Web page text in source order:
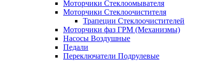
Моторчики Стеклоомывателя
Моторчики Стеклоочистителя
Трапеции Стеклоочистителей
Моторчики фаз ГРМ (Механизмы)
Насосы Воздушные
Педали
Переключатели Подрулевые